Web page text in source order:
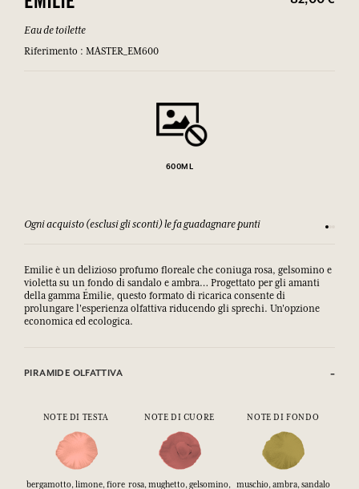
Eau de toilette
Riferimento : MASTER_EM600
600ML
Ogni acquisto (esclusi gli sconti) le fa guadagnare punti
Emilie è un delizioso profumo floreale che coniuga rosa, gelsomino e
violetta su un fondo di sandalo e ambra… Progettato per gli amanti
della gamma Émilie, questo formato di ricarica consente di
prolungare l'esperienza olfattiva riducendo gli sprechi. Un'opzione
economica ed ecologica.
PIRAMIDE OLFATTIVA
NOTE DI TESTA NOTE DI CUORE NOTE DI FONDO
bergamotto, limone, fiore rosa, mughetto, gelsomino,
muschio, ambra, sandalo